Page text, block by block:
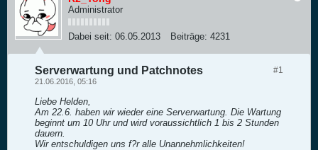
Administrator
Dabei seit: 06.05.2013 Beiträge: 4231
#1
Serverwartung und Patchnotes
21.06.2016, 05:16
Liebe Helden,
Am 22.6. haben wir wieder eine Serverwartung. Die Wartung
beginnt um 10 Uhr und wird voraussichtlich 1 bis 2 Stunden
dauern.
Wir entschuldigen uns f?r alle Unannehmlichkeiten!